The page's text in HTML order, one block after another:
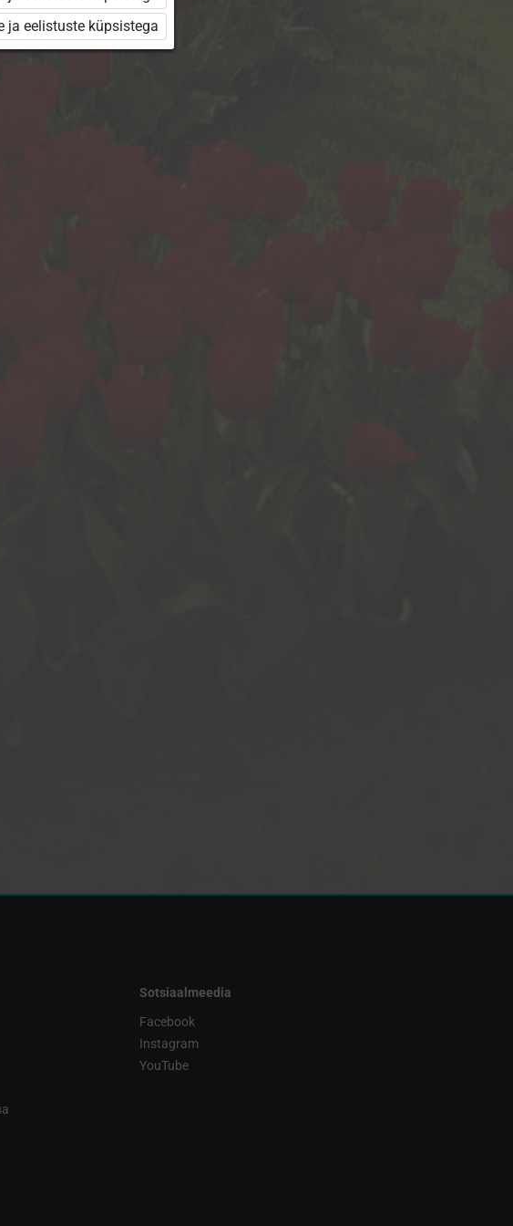
Sotsiaalmeedia
Facebook
Instagram
YouTube
ja eelistuste küpsistega